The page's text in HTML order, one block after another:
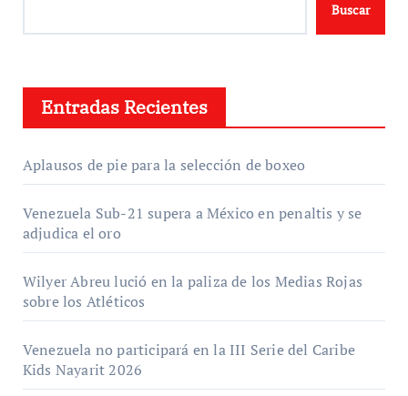
Buscar
Entradas Recientes
Aplausos de pie para la selección de boxeo
Venezuela Sub-21 supera a México en penaltis y se
adjudica el oro
Wilyer Abreu lució en la paliza de los Medias Rojas
sobre los Atléticos
Venezuela no participará en la III Serie del Caribe
Kids Nayarit 2026